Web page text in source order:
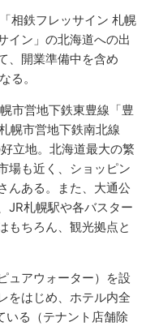
相鉄フレッサイン 札幌
イン」の北海道への出
、開業準備中を含め
る。
市営地下鉄東豊線「豊
幌市営地下鉄南北線
立地。北海道最大の繁
場も近く、ショッピン
んある。また、大通公
JR札幌駅や各バスター
もちろん、観光拠点と
ュアウォーター）を設
をはじめ、ホテル内全
いる（テナント店舗除